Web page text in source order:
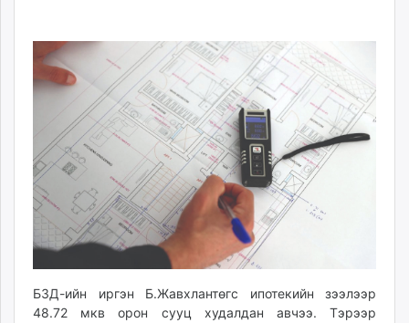
shuum.mn
times.mn
tvmongolia.mn
unegui.mn
assa.mn
toim.mn
tac.mn
paparazzi.mn
unread.today
БЗД-ийн иргэн Б.Жавхлантөгс ипотекийн зээлээр
48.72 мкв орон сууц худалдан авчээ. Тэрээр